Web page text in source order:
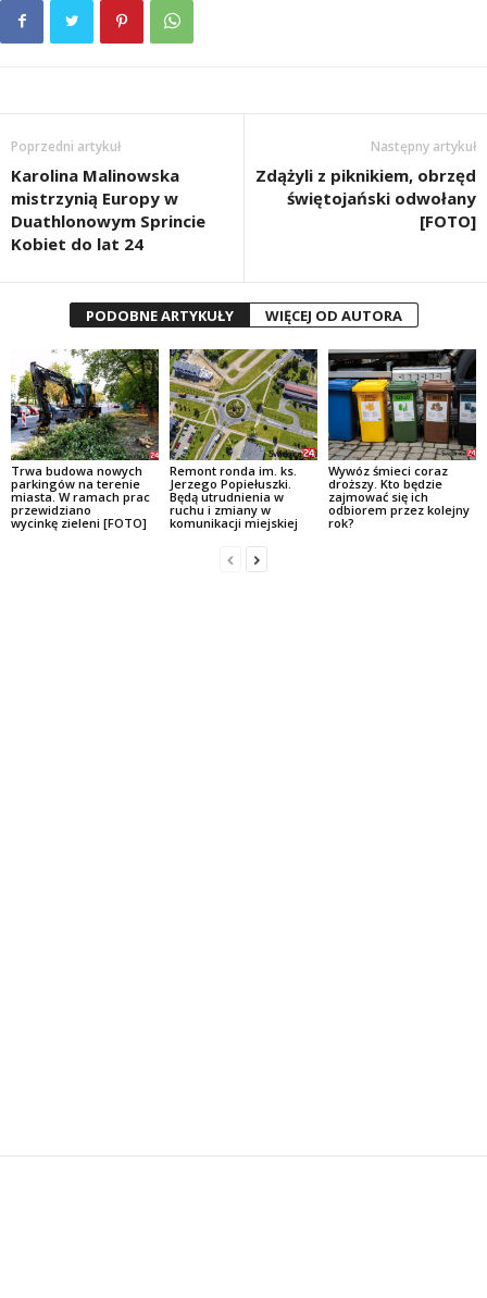
Poprzedni artykuł
Karolina Malinowska
mistrzynią Europy w
Duathlonowym Sprincie
Kobiet do lat 24
Następny artykuł
Zdążyli z piknikiem, obrzęd
świętojański odwołany
[FOTO]
PODOBNE ARTYKUŁY WIĘCEJ OD AUTORA
Trwa budowa nowych
parkingów na terenie
miasta. W ramach prac
przewidziano
wycinkę zieleni [FOTO]
Remont ronda im. ks.
Jerzego Popiełuszki.
Będą utrudnienia w
ruchu i zmiany w
komunikacji miejskiej
Wywóz śmieci coraz
droższy. Kto będzie
zajmować się ich
odbiorem przez kolejny
rok?